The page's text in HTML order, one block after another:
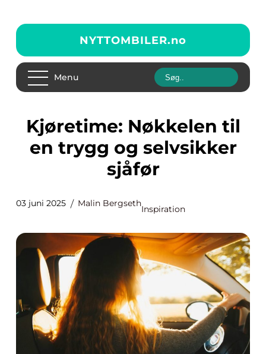
NYTTOMBILER.no
Menu
Kjøretime: Nøkkelen til
en trygg og selvsikker
sjåfør
03 juni 2025 Malin Bergseth
Inspiration